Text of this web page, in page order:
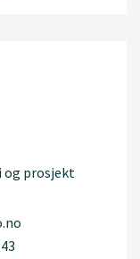
og prosjekt